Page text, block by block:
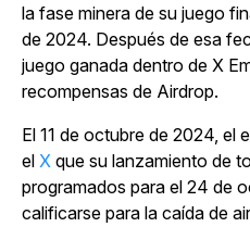
la fase minera de su juego
de 2024. Después de esa
juego ganada dentro de X
recompensas de Airdrop.
El 11 de octubre de 2024, el
el X que su lanzamiento de
programados para el 24 de
calificarse para la caída de